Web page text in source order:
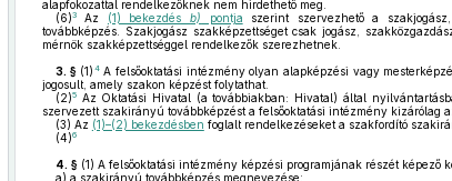
alapfokozattal rendelkezőknek nem hirdethető meg.
(6)3Az (1) bekezdésb) pontja szerint szervezhető a
továbbképzés. Szakjogász szakképzettséget csak jogász,
mérnök szakképzettséggel rendelkezők szerezhetnek.
3. §(1) 4A felsőoktatási intézmény olyan alapképzési vagy
jogosult, amely szakon képzést folytathat.
(2)5Az Oktatási Hivatal (a továbbiakban: Hivatal) által
szervezett szakirányú továbbképzést a felsőoktatási intézmény kizárólag
(3) Az (1)–(2) bekezdésben foglalt rendelkezéseket a szakfordító
(4)6
4. §(1) A felsőoktatási intézmény képzési programjának részét képező
a) a szakirányú továbbképzés megnevezése;